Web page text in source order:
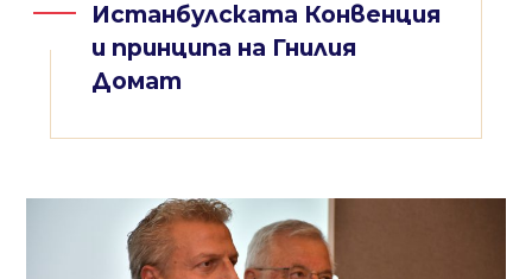
Истанбулската Конвенция
и принципа на Гнилия
Домат